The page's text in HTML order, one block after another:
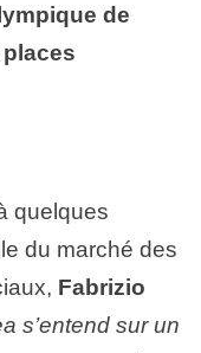
de
quelques
du marché des
Fabrizio
s’entend sur un